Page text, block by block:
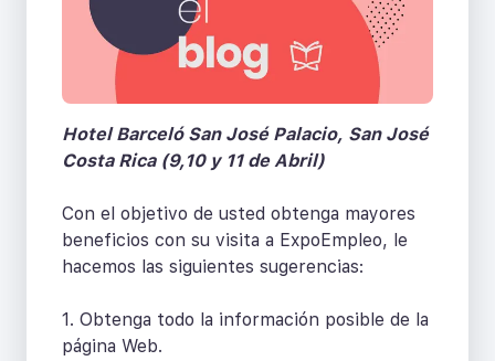
Hotel Barceló San José Palacio, San José
Costa Rica (9,10 y 11 de Abril)
Con el objetivo de usted obtenga mayores
beneficios con su visita a ExpoEmpleo, le
hacemos las siguientes sugerencias:
1. Obtenga todo la información posible de la
página Web.